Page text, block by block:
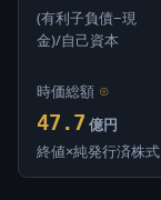
(有利子負債−現
金)/自己資本
時価総額 ⊙
47.7 億円
終値×純発行済株式